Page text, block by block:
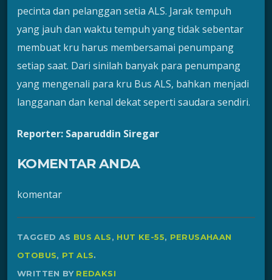
pecinta dan pelanggan setia ALS. Jarak tempuh
yang jauh dan waktu tempuh yang tidak sebentar
membuat kru harus membersamai penumpang
setiap saat. Dari sinilah banyak para penumpang
yang mengenali para kru Bus ALS, bahkan menjadi
langganan dan kenal dekat seperti saudara sendiri.
Reporter: Saparuddin Siregar
KOMENTAR ANDA
komentar
TAGGED AS BUS ALS, HUT KE-55, PERUSAHAAN
OTOBUS, PT ALS.
WRITTEN BY REDAKSI